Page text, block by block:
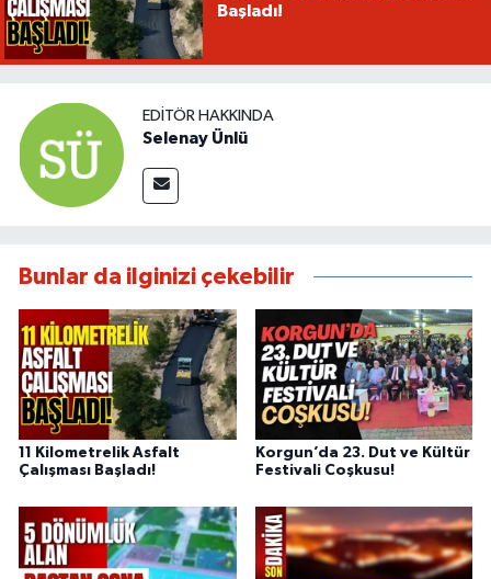
Başladı!
EDITÖR HAKKINDA
Selenay Ünlü
Bunlar da ilginizi çekebilir
11 Kilometrelik Asfalt
Çalışması Başladı!
Korgun’da 23. Dut ve Kültür
Festivali Coşkusu!